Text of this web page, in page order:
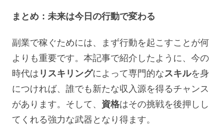
まとめ：未来は今日の行動で変わる
副業で稼ぐためには、まず行動を起こすことが何
よりも重要です。本記事で紹介したように、今の
時代は リスキリングによって専門的なスキルを身
につければ、誰でも新たな収入源を得るチャンス
があります。そして、 資格はその挑戦を後押しし
てくれる強力な武器となり得ます。